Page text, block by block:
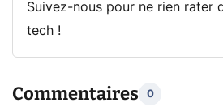
Suivez-nous pour ne rien rater
tech !
Commentaires 0